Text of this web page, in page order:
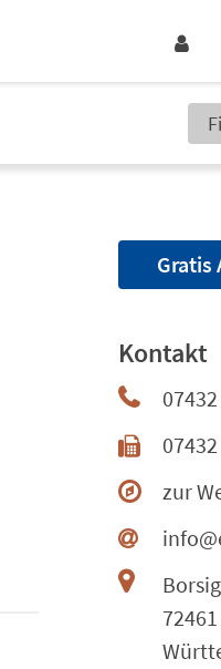
Gratis
Kontakt
zur